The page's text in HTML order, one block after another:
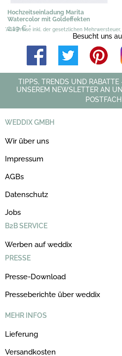
Hochzeitseinladung Marita
Watercolor mit Goldeffekten
2,19 €*
*Alle Preise inkl. der gesetzlichen
Besucht uns
TIPPS, TRENDS UND
UNSEREM NEWSLETTER AN
POSTFACH
WEDDIX GMBH
Wir über uns
Impressum
AGBs
Datenschutz
Jobs
B2B SERVICE
Werben auf weddix
PRESSE
Presse-Download
Presseberichte über weddix
MEHR INFOS
Lieferung
Versandkosten